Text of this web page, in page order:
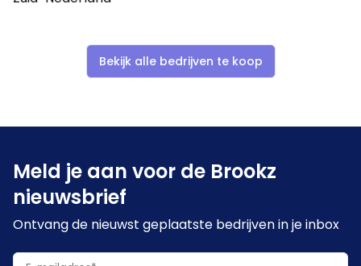
Bekijk alle bedrijven te koop
Meld je aan voor de Brookz
nieuwsbrief
Ontvang de nieuwst geplaatste bedrijven in je inbox